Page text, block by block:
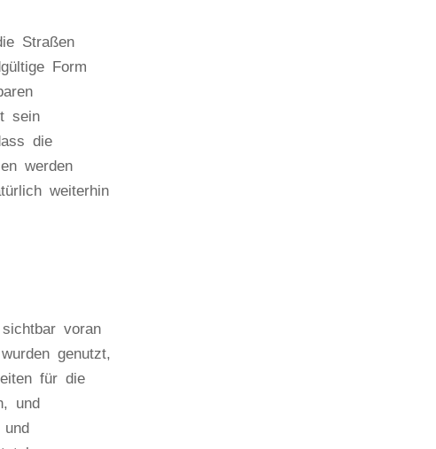
Straßen
Form
sein
die
werden
weiterhin
voran
genutzt,
für die
und
und